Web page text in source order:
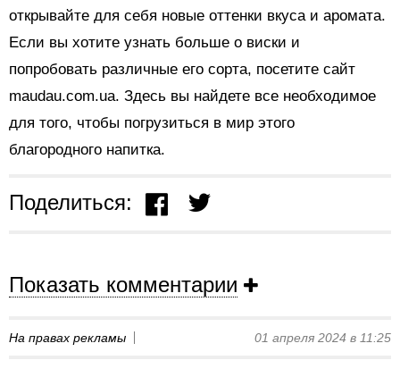
открывайте для себя новые оттенки вкуса и аромата.
Если вы хотите узнать больше о виски и
попробовать различные его сорта, посетите сайт
maudau.com.ua. Здесь вы найдете все необходимое
для того, чтобы погрузиться в мир этого
благородного напитка.
Поделиться:
Показать комментарии
На правах рекламы 01 апреля 2024 в 11:25